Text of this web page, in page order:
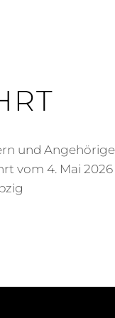
und
vom 4. Mai 2026